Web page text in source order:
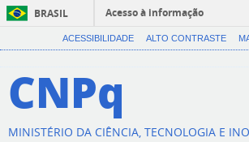
BRASIL
Acesso à informação
ACESSIBILIDADE ALTO CONTRASTE
CNPq
MINISTÉRIO DA CIÊNCIA, TECNOLOGIA E